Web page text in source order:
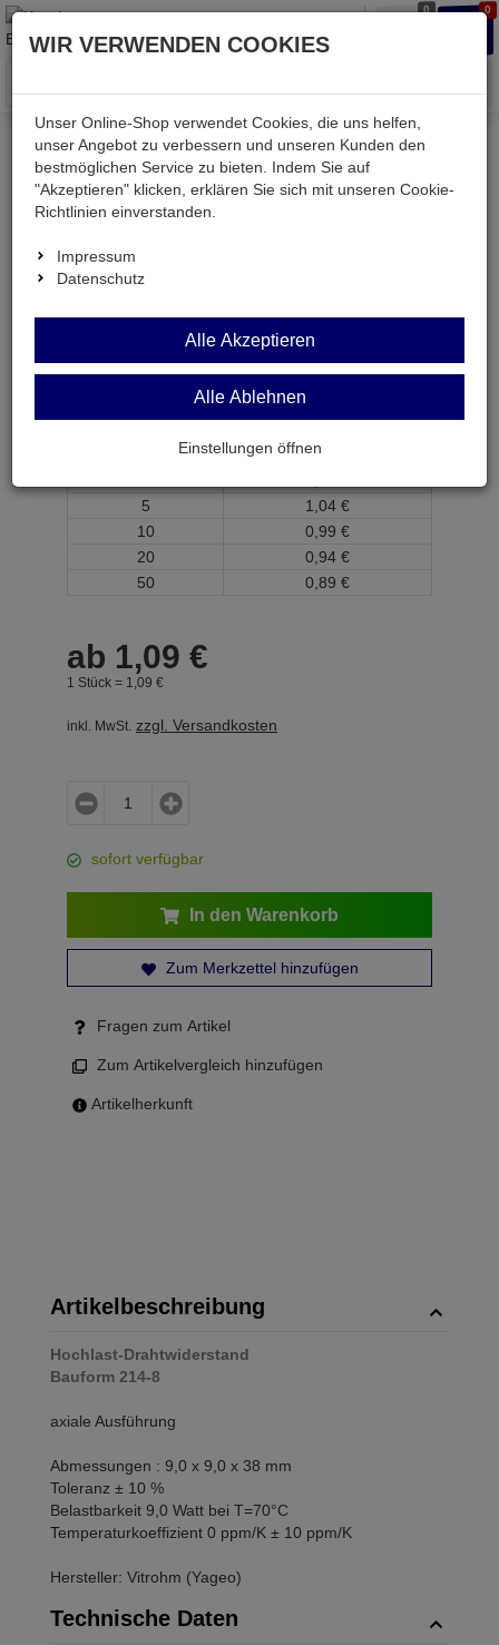
0 0
Menü
Weiter einkaufen Kessler electronic
passiv
Widerstände
DW9LI 22K
DW9LI 22K
Draht-Widerstand 22 KOhm 10% 9W 9x9x38mm
ab Menge
Preis je Stück
5
1, 04 €
10
0, 99 €
20
0, 94 €
50
0, 89 €
ab 1,09 €
1 Stück = 1, 09 €
inkl. MwSt. zzgl. Versandkosten
sofort verfügbar
In den Warenkorb
Zum Merkzettel hinzufügen
Fragen zum Artikel
Zum Artikelvergleich hinzufügen
Artikelherkunft
Artikelbeschreibung
Hochlast-Drahtwiderstand
Bauform 214-8
axiale Ausführung
Abmessungen : 9,0 x 9,0 x 38 mm
Toleranz ± 10 %
Belastbarkeit 9,0 Watt bei T=70°C
Temperaturkoeffizient 0 ppm/K ± 10 ppm/K
Hersteller: Vitrohm (Yageo)
Technische Daten
WIR VERWENDEN COOKIES
Unser Online-Shop verwendet Cookies, die uns helfen,
unser Angebot zu verbessern und unseren Kunden den
bestmöglichen Service zu bieten. Indem Sie auf
"Akzeptieren" klicken, erklären Sie sich mit unseren Cookie-
Richtlinien einverstanden.
Impressum
Datenschutz
Alle Akzeptieren
Alle Ablehnen
Einstellungen öffnen